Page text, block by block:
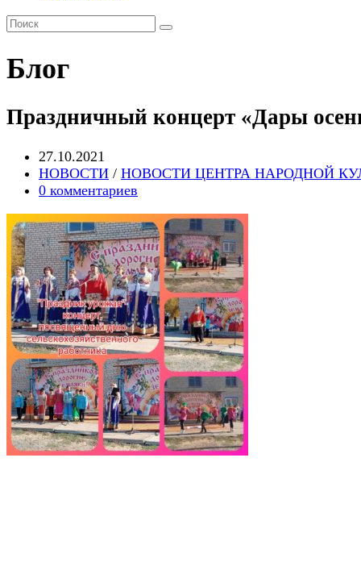
Блог
Праздничный концерт «Дары
Запись
опубликована:
27.10.2021
Post
category:
НОВОСТИ / НОВОСТИ ЦЕНТРА НАРОДНОЙ
Post
0 комментариев